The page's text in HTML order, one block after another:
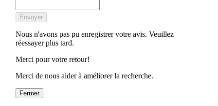
Envoyer
Nous n'avons pas pu enregistrer votre avis. Veuillez
réessayer plus tard.
Merci pour votre retour!
Merci de nous aider à améliorer la recherche.
Fermer